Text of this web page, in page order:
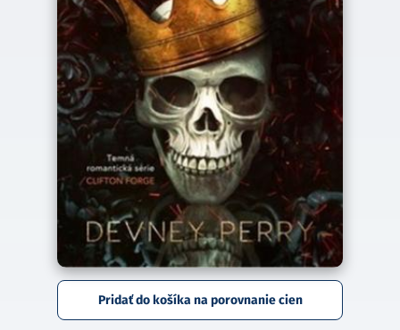
Pridať do košíka na porovnanie cien